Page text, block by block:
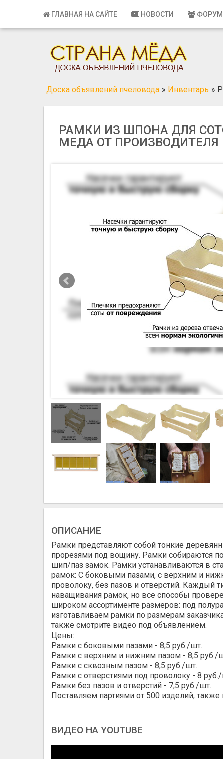
ГЛАВНАЯ НА САЙТЕ НОВОСТИ ФОРУМ
Главная
Регистрация
Доска объявлений пчеловода » Инвентарь »
РАМКИ ИЗ ШПОНА ДЛЯ
МЕДА ОТ ПРОИЗВОДИТЕЛЯ
ОПИСАНИЕ
Рамки представляют собой тонкие
прорезями под вощину. Рамки собираются
шип/паз замок. Рамки устанавливаются в
рамок: С боковыми пазами, с верхним и
проволоку, без пазов и отверстий. Каждый
наващивания рамок, но все способы
широком ассортименте размеров: под
изготавливаем рамки по размерам
также смотрите видео под объявлением.
Цены:
Рамки с боковыми пазами - 8,5 руб./шт.
Рамки с верхним и нижним пазом - 8,5 руб./
Рамки с сквозным пазом - 8,5 руб./шт.
Рамки с отверстиями под проволоку - 8
Рамки без пазов и отверстий - 7,5 руб./шт.
Поставляем партиями от 500 изделий,
ВИДЕО НА YOUTUBE